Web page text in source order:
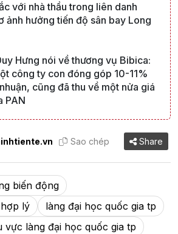
với nhà thầu trong liên danh
ảnh hưởng tiến độ sân bay Long
Hưng nói về thương vụ Bibica:
công ty con đóng góp 10-11%
cũng đã thu về một nửa giá
PAN
Sao chép Share
biến động
lý
làng đại học quốc gia tp
vực làng đại học quốc gia tp